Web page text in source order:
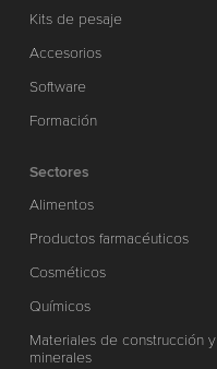
Kits de pesaje
Accesorios
Software
Formación
Sectores
Alimentos
Productos farmacéuticos
Cosméticos
Químicos
Materiales de construcción y
minerales